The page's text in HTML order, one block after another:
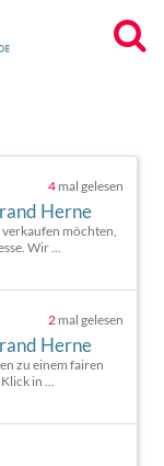
4 mal gelesen
Herne
möchten,
Wir ...
2 mal gelesen
Herne
zu einem fairen
in ...